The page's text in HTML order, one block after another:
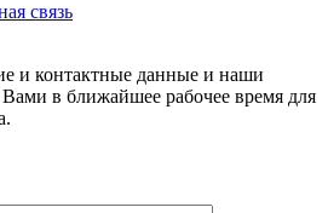
связь
и контактные данные и наши
в ближайшее рабочее время для